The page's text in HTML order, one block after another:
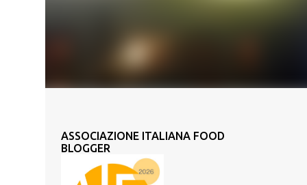
ASSOCIAZIONE ITALIANA FOOD
BLOGGER